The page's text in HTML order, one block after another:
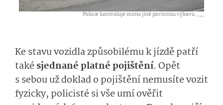
Policie kontroluje mimo jiné povinnou výbavu. ,...
Ke stavu vozidla způsobilému k jízdě patří
takésjednané platné pojištění. Opět
s sebou už doklad o pojištění nemusíte vozit
fyzicky, policisté si vše umí ověřit